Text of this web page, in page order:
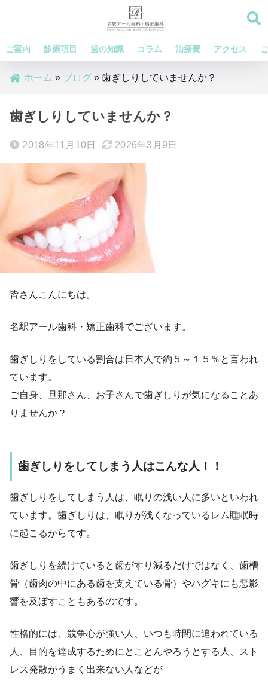
ご案内 診療項目 歯の知識 コラム 治療費 アクセス
ホーム » ブログ » 歯ぎしりしていませんか？
歯ぎしりしていませんか？
2018年11月10日 2026年3月9日
皆さんこんにちは。
名駅アール歯科・矯正歯科でございます。
歯ぎしりをしている割合は日本人で約５～１５％と言われ
ています。
ご自身、旦那さん、お子さんで歯ぎしりが気になることあ
りませんか？
歯ぎしりをしてしまう人はこんな人！！
歯ぎしりをしてしまう人は、眠りの浅い人に多いといわれ
ています。歯ぎしりは、眠りが浅くなっているレム睡眠時
に起こるからです。
歯ぎしりを続けていると歯がすり減るだけではなく、歯槽
骨（歯肉の中にある歯を支えている骨）やハグキにも悪影
響を及ぼすこともあるのです。
性格的には、競争心が強い人、いつも時間に追われている
人、目的を達成するためにとことんやろうとする人、スト
レス発散がうまく出来ない人などが